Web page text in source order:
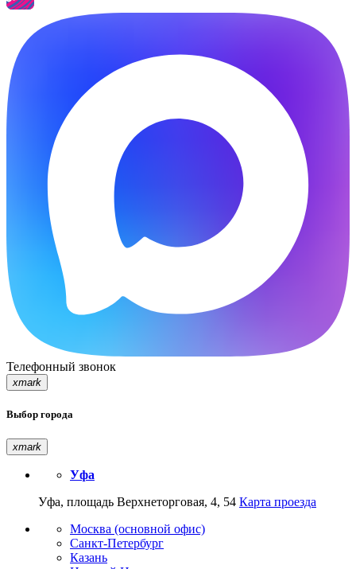
Телефонный звонок
xmark
Выбор города
xmark
Уфа
Уфа, площадь Верхнеторговая, 4, 54 Карта проезда
Москва (основной офис)
Санкт-Петербург
Казань